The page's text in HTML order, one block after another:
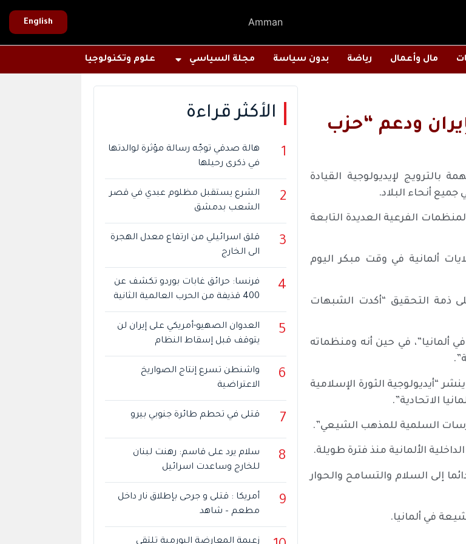
Amman
English
مال وأعمال رياضة بدون سياسة مجلة السياسي علوم وتكنولوجيا
ودعم “حزب
بالترويج لإيديولوجية القيادة
الفرعية العديدة التابعة
الوزارة في بيان أن السلطات فتشت 53 عقارا للمنظمة في 8 ولايات ألمانية في وقت مبكر اليوم
ذمة التحقيق “أكدت الشبهات
ألمانيا”، في حين أنه ومنظماته
“أيديولوجية الثورة الإسلامية
الاتحادية”.
السلمية للمذهب الشيعي”.
الألمانية منذ فترة طويلة.
إلى السلام والتسامح والحوار
الأكثر قراءة
1
هالة صدقي توجّه رسالة مؤثرة لوالدتها
في ذكرى رحيلها
2
الشرع يستقبل مظلوم عبدي في قصر
الشعب بدمشق
3
قلق اسرائيلي من ارتفاع معدل الهجرة
الى الخارج
4
فرنسا: حرائق غابات بوردو تكشف عن
400 قذيفة من الحرب العالمية الثانية
5
العدوان الصهيو-أمريكي على إيران لن
يتوقف قبل إسقاط النظام
6
واشنطن تسرع إنتاج الصواريخ
الاعتراضية
7 قتلى في تحطم طائرة جنوبي بيرو
8
سلام يرد على قاسم: رهنت لبنان
للخارج وساعدت اسرائيل
9
أمريكا : قتلى و جرحى بإطلاق نار داخل
مطعم – شاهد
زعيمة المعارضة البورمية تلتقي